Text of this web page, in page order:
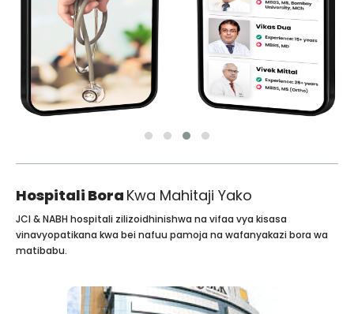
Hospitali Bora Kwa Mahitaji Yako
JCI & NABH hospitali zilizoidhinishwa na vifaa vya kisasa
vinavyopatikana kwa bei nafuu pamoja na wafanyakazi bora wa
matibabu.